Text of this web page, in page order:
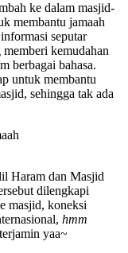
ke dalam masjid-
membantu jamaah
seputar
kemudahan
berbagai bahasa.
untuk membantu
sehingga tak ada
Haram dan Masjid
dilengkapi
masjid, koneksi
hmm
yaa~